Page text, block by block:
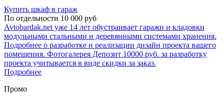
Купить шкаф в гараж
По отдельности 10 000 руб
Avtobardak.net уже 14 лет обустраивает гаражи и кладовки
модульными стальными и деревянными системами хранения.
Подробнее о разработке и реализации дизайн проекта вашего
помещения. Фотогалерея Депозит 10000 руб. за разработку
проекта учитывается в виде скидки за заказ.
Подробнее
Промо